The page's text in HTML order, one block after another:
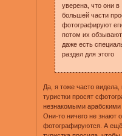
уверена, что они в
большей части
фотографируют
потом их
даже есть
раздел для этого
Да, я тоже часто видела,
туристки просят
незнакомыми
Они-то ничего не знают
фотографируются. А